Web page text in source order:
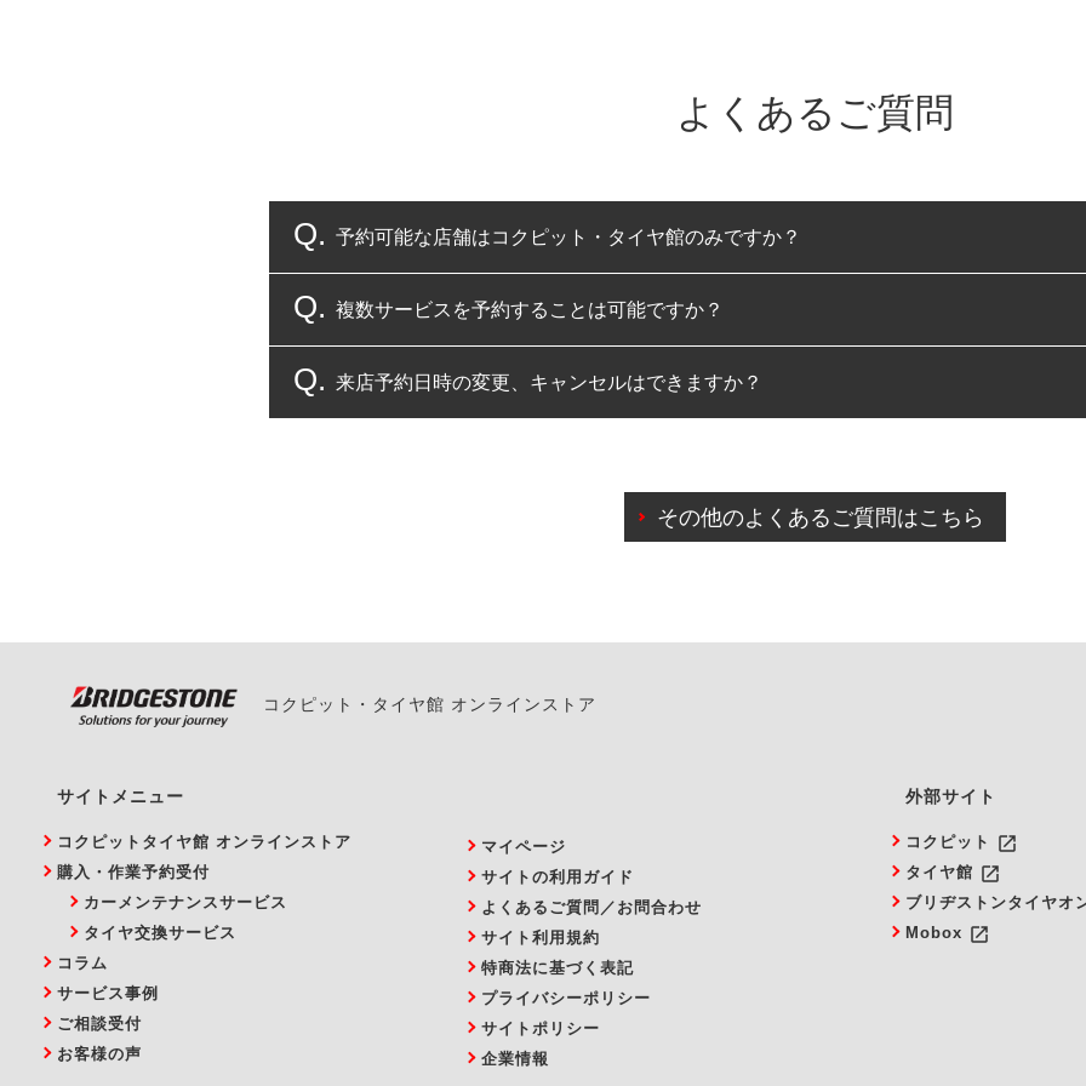
よくあるご質問
予約可能な店舗はコクピット・タイヤ館のみですか？
コクピット・タイヤ館のみとなります。
複数サービスを予約することは可能ですか？
複数サービスのご予約は可能です。
来店予約日時の変更、キャンセルはできますか？
また、やむを得ない事由によりご予約のキャンセルをご希望の際は、直接ご予約いた
その他のよくあるご質問はこちら
コクピット・タイヤ館 オンラインストア
サイトメニュー
コクピットタイヤ館 オンラインストア
購入・作業予約受付
カーメンテナンスサービス
タイヤ交換サービス
コラム
サービス事例
ご相談受付
お客様の声
マイページ
サイトの利用ガイド
よくあるご質問／お問合わせ
サイト利用規約
特商法に基づく表記
プライバシーポリシー
サイトポリシー
企業情報
外部サイト
コクピット launch
タイヤ館 launch
ブリヂストンタイヤオ
Mobox launch